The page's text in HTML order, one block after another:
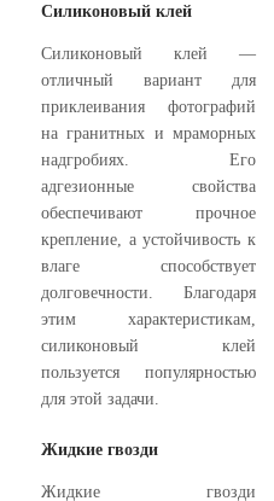
Силиконовый клей
Силиконовый клей —
отличный вариант для
приклеивания фотографий
на гранитных и мраморных
надгробиях. Его
адгезионные свойства
обеспечивают прочное
крепление, а устойчивость к
влаге способствует
долговечности. Благодаря
этим характеристикам,
силиконовый клей
пользуется популярностью
для этой задачи.
Жидкие гвозди
Жидкие гвозди